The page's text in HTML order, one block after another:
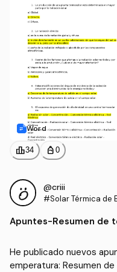
Word
leaderboard34 personal_bag 0
@criii
#Solar Térmica de
Apuntes-Resumen de
He publicado nuevos
emperatura: Resumen